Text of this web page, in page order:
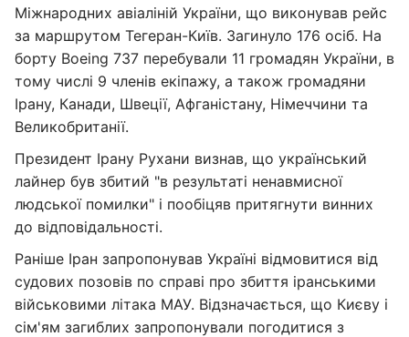
Міжнародних авіаліній України, що виконував рейс
за маршрутом Тегеран-Київ. Загинуло 176 осіб. На
борту Boeing 737 перебували 11 громадян України, в
тому числі 9 членів екіпажу, а також громадяни
Ірану, Канади, Швеції, Афганістану, Німеччини та
Великобританії.
Президент Ірану Рухани визнав, що український
лайнер був збитий "в результаті ненавмисної
людської помилки" і пообіцяв притягнути винних
до відповідальності.
Раніше Іран запропонував Україні відмовитися від
судових позовів по справі про збиття іранськими
військовими літака МАУ. Відзначається, що Києву і
сім'ям загиблих запропонували погодитися з